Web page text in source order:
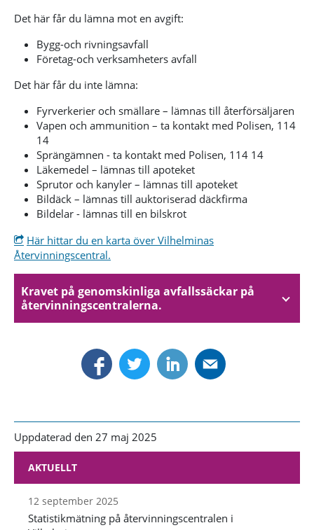
Det här får du lämna mot en avgift:
Bygg-och rivningsavfall
Företag-och verksamheters avfall
Det här får du inte lämna:
Fyrverkerier och smällare – lämnas till återförsäljaren
Vapen och ammunition – ta kontakt med Polisen, 114
14
Sprängämnen - ta kontakt med Polisen, 114 14
Läkemedel – lämnas till apoteket
Sprutor och kanyler – lämnas till apoteket
Bildäck – lämnas till auktoriserad däckfirma
Bildelar - lämnas till en bilskrot
Här hittar du en karta över Vilhelminas
Återvinningscentral.
Kravet på genomskinliga avfallssäckar på
återvinningscentralerna.
Uppdaterad den 27 maj 2025
AKTUELLT
12 september 2025
Statistikmätning på återvinningscentralen i